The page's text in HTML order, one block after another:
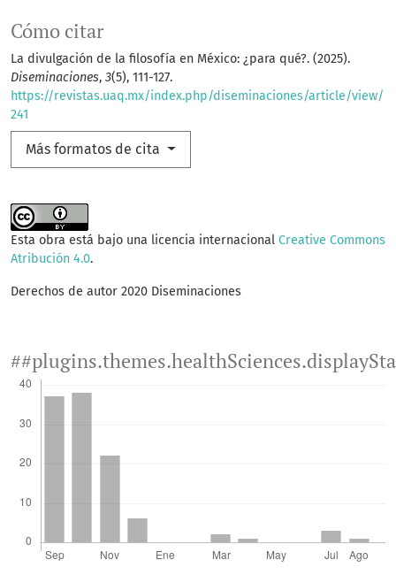
Cómo citar
La divulgación de la filosofía en México: ¿para qué?. (2025).
Diseminaciones, 3(5), 111-127.
https://revistas.uaq.mx/index.php/diseminaciones/article/view/
241
Más formatos de cita
Esta obra está bajo una licencia internacional Creative Commons
Atribución 4.0.
Derechos de autor 2020 Diseminaciones